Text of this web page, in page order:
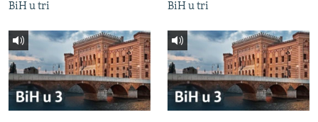
BiH u tri BiH u tri